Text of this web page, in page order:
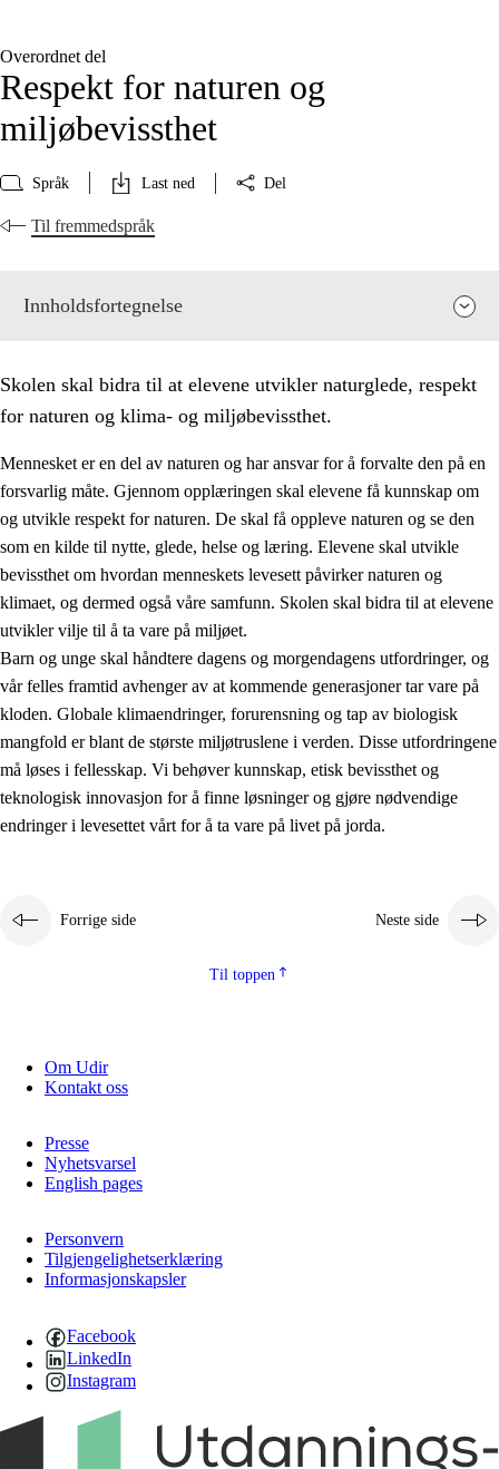
Overordnet del
Respekt for naturen og
miljøbevissthet
Språk Last ned Del
Til fremmedspråk
Innholdsfortegnelse
1. Opplæringens verdigrunnlag
1.1 Menneskeverdet
1.2 Identitet og kulturelt mangfold
1.3 Kritisk tenkning og etisk bevissthet
1.4 Skaperglede, engasjement og utforskertrang
1.5 Respekt for naturen og miljøbevissthet
Skolen skal bidra til at elevene utvikler naturglede, respekt
for naturen og klima- og miljøbevissthet.
Mennesket er en del av naturen og har ansvar for å forvalte den på en
forsvarlig måte. Gjennom opplæringen skal elevene få kunnskap om
og utvikle respekt for naturen. De skal få oppleve naturen og se den
som en kilde til nytte, glede, helse og læring. Elevene skal utvikle
bevissthet om hvordan menneskets levesett påvirker naturen og
klimaet, og dermed også våre samfunn. Skolen skal bidra til at elevene
utvikler vilje til å ta vare på miljøet.
Barn og unge skal håndtere dagens og morgendagens utfordringer, og
vår felles framtid avhenger av at kommende generasjoner tar vare på
kloden. Globale klimaendringer, forurensning og tap av biologisk
mangfold er blant de største miljøtruslene i verden. Disse utfordringene
må løses i fellesskap. Vi behøver kunnskap, etisk bevissthet og
teknologisk innovasjon for å finne løsninger og gjøre nødvendige
endringer i levesettet vårt for å ta vare på livet på jorda.
Forrige side Neste side
Til toppen
Om Udir
Kontakt oss
Presse
Nyhetsvarsel
English pages
Personvern
Tilgjengelighetserklæring
Informasjonskapsler
Facebook
LinkedIn
Instagram